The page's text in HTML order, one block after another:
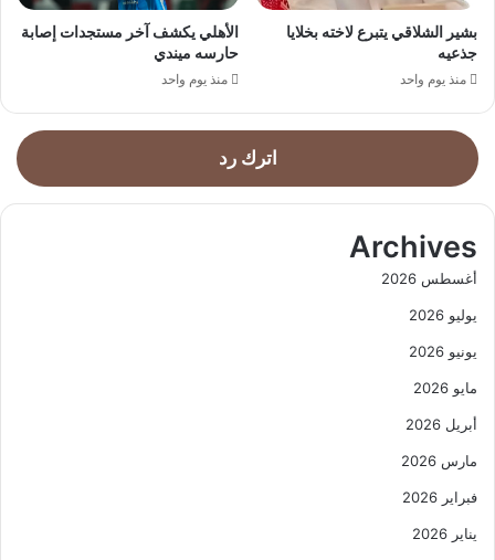
بشير الشلاقي يتبرع لاخته بخلايا
جذعيه
منذ يوم واحد
الأهلي يكشف آخر مستجدات إصابة
حارسه ميندي
منذ يوم واحد
اترك رد
Archives
أغسطس 2026
يوليو 2026
يونيو 2026
مايو 2026
أبريل 2026
مارس 2026
فبراير 2026
يناير 2026